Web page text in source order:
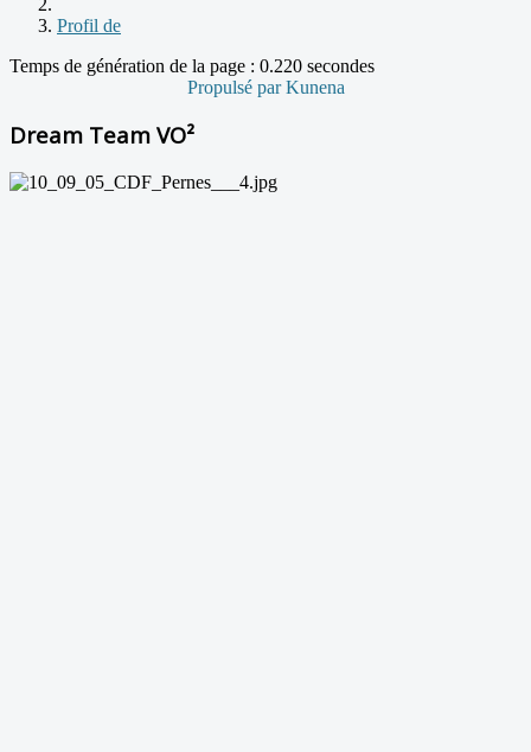
Profil de
Temps de génération de la page : 0.220 secondes
Propulsé parKunena
Dream Team VO²